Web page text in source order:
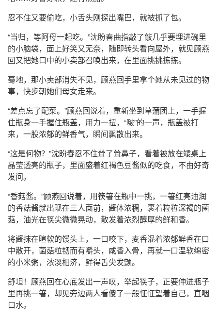
忍不住又要偷吃，小舌头刚探出嘴巴，就被抓了包。
“当归，等阿母一起吃。”沈盼春曲指敲了敲几乎要埋进碗里
的小脑袋，面上好笑又无奈，随即转头看向屋外，就见顾燕
回又把她口中的小卖部召唤出来，在里面挑挑拣拣。
蓦地，那小卖部消失不见，顾燕回手里拿个她从未见过的物
事，快步朝她们母女走来。
“差点忘了配菜。”顾燕回说着，重新坐到草蒲团上，一手握
住瓶身一手握住瓶盖，用力一扭，“啵”的一声，瓶盖被打
来，一股浓郁的鲜香气，瞬间飘散出来。
“这是何物？”沈盼春忍不住耸了耸鼻子，看着被放在矮桌上
晶莹透亮的瓶子，里面盛着红褐色豆酱似的吃食，不由好奇
发问。
“香菇酱。”顾燕回说着，用筷箸在瓶中一挑，一箸红亮油润
的香菇酱就出现在三人面前，酱体浓稠，裹着粒粒深褐的菌
菇，油光在筷尖微微晃动，散发着浓烈醇厚的鲜和香。
将酱抹在暄软的馒头上，一口咬下，麦香混着浓郁鲜香在口
中散开，菌菇粒韧而有嚼头，咸香入骨，再就一口温软绵密
的小米粥，浓淡相济，鲜得舌尖发颤。
舒坦！顾燕回在心底发出一声叹，举起筷子，正要伸进瓶子
里再挑一箸，却见旁边两人看傻了一般怔怔望着自己，直咽
口水。